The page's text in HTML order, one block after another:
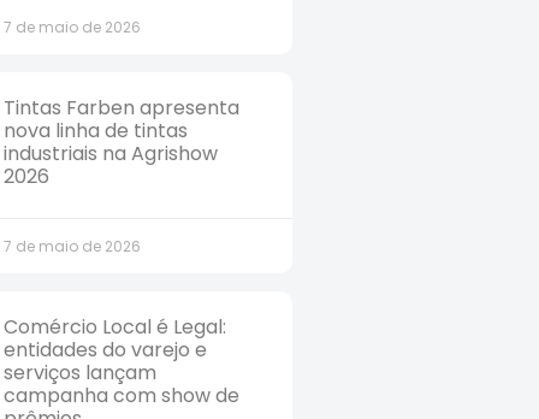
7 de maio de 2026
Tintas Farben apresenta
nova linha de tintas
industriais na Agrishow
2026
7 de maio de 2026
Comércio Local é Legal:
entidades do varejo e
serviços lançam
campanha com show de